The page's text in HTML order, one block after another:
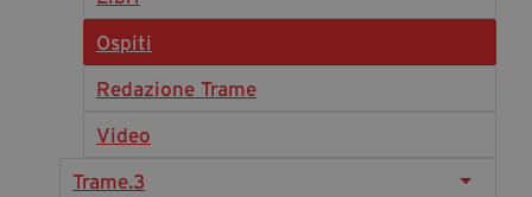
Accrediti Stampa
Cartella Stampa
Rassegna Stampa
Partecipa
Ospiti
Redazione Trame
Video
Trame.3